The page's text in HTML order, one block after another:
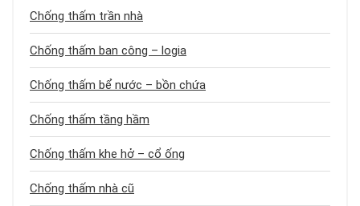
Chống thấm trần nhà
Chống thấm ban công – logia
Chống thấm bể nước – bồn chứa
Chống thấm tầng hầm
Chống thấm khe hở – cổ ống
Chống thấm nhà cũ